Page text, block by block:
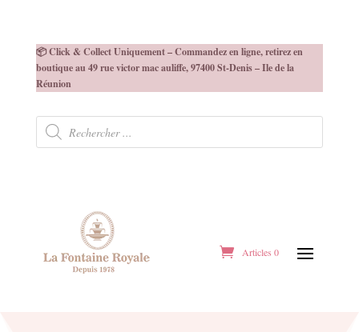
📦 Click & Collect Uniquement – Commandez en ligne, retirez en
boutique au 49 rue victor mac auliffe, 97400 St-Denis – Ile de la
Réunion
Recherche
produits
Articles 0